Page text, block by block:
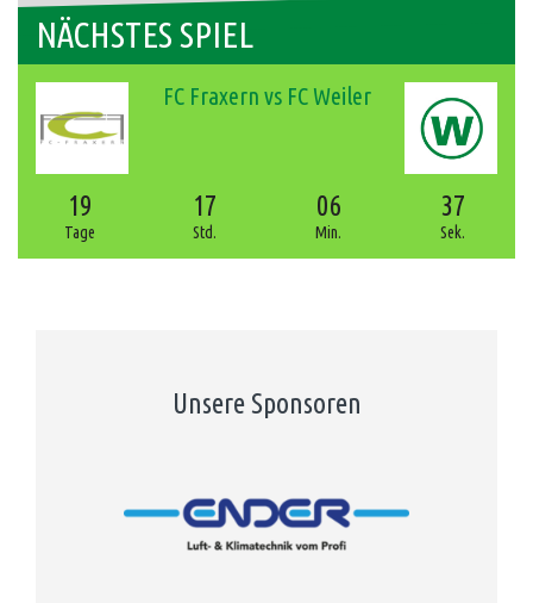
NÄCHSTES SPIEL
FC Fraxern vs FC Weiler
19
Tage
17
Std.
06
Min.
36
Sek.
Unsere Sponsoren